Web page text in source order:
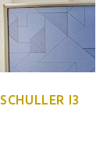
I3